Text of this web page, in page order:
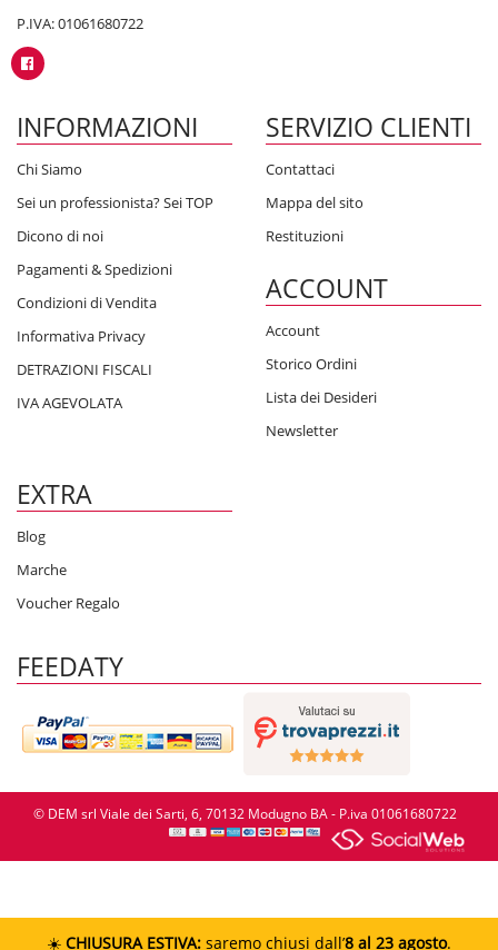
P.IVA: 01061680722
INFORMAZIONI
Chi Siamo
Sei un professionista? Sei TOP
Dicono di noi
Pagamenti & Spedizioni
Condizioni di Vendita
Informativa Privacy
DETRAZIONI FISCALI
IVA AGEVOLATA
SERVIZIO CLIENTI
Contattaci
Mappa del sito
Restituzioni
ACCOUNT
Account
Storico Ordini
Lista dei Desideri
Newsletter
EXTRA
Blog
Marche
Voucher Regalo
FEEDATY
© DEM srl Viale dei Sarti, 6, 70132 Modugno BA - P.iva 01061680722
☀️ CHIUSURA ESTIVA: saremo chiusi dall’8 al 23 agosto.